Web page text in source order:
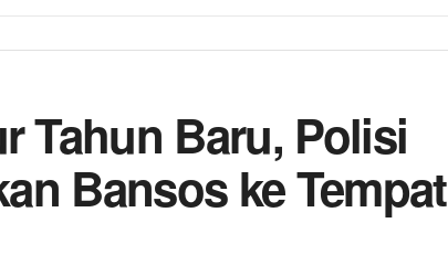
Tahun Baru, Polisi
Bansos ke Tempat